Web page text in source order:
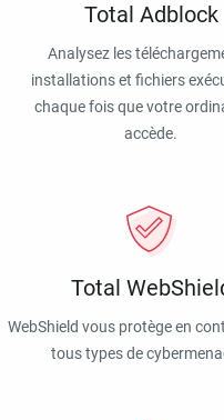
Total Adblock
Analysez les
installations et fichiers
chaque fois que votre
accède.
Total
WebShield vous protège en
tous types de